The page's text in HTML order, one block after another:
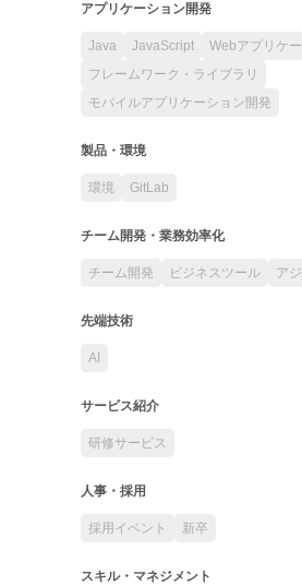
アプリケーション開発
Java JavaScript
Webアプリケ
フレームワーク・ライブラリ
モバイルアプリケーション開発
製品・環境
環境 GitLab
チーム開発・業務効率化
チーム開発 ビジネスツール ア
先端技術
AI
サービス紹介
研修サービス
人事・採用
採用イベント 新卒
スキル・マネジメント